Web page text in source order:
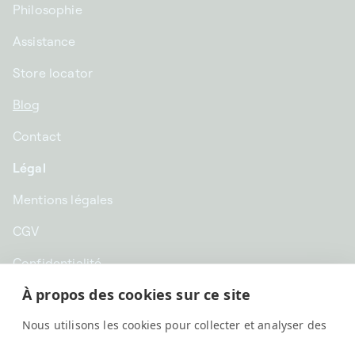
À propos des cookies sur ce site
Nous utilisons les cookies pour collecter et analyser des
Philosophie
Assistance
Store locator
Blog
Contact
Légal
Mentions légales
CGV
Confidentialité
CHF CHF | Suisse
Français